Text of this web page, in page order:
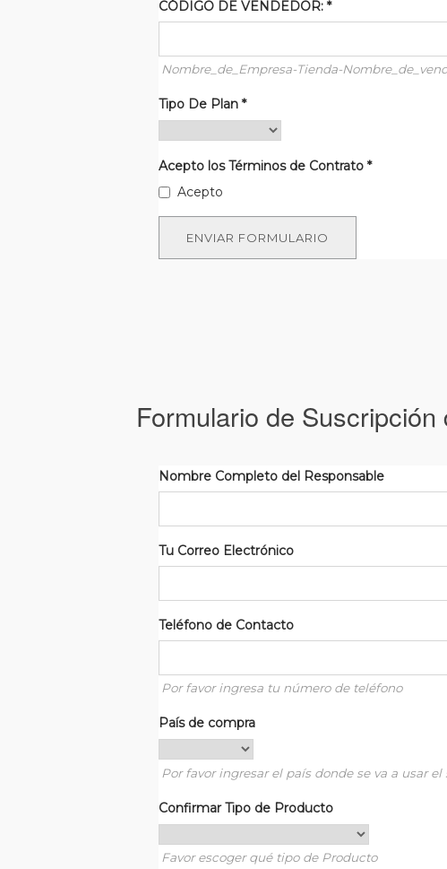
CÓDIGO DE VENDEDOR: *
Nombre_de_Empresa-Tienda-
Tipo De Plan *
Acepto los Términos de Contrato *
Acepto
Formulario de
Nombre Completo del Responsable
Tu Correo Electrónico
Teléfono de Contacto
Por favor ingresa tu número de teléfono
País de compra
Por favor ingresar el país donde se va a usar el
Confirmar Tipo de Producto
Favor escoger qué tipo de Producto